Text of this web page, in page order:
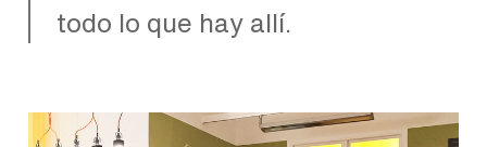
todo lo que hay allí.